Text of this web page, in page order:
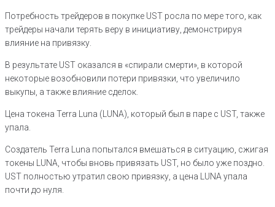
Потребность трейдеров в покупке UST росла по мере того, как
трейдеры начали терять веру в инициативу, демонстрируя
влияние на привязку.
В результате UST оказался в «спирали смерти», в которой
некоторые возобновили потери привязки, что увеличило
выкупы, а также влияние сделок.
Цена токена Terra Luna (LUNA), который был в паре с UST, также
упала.
Создатель Terra Luna попытался вмешаться в ситуацию, сжигая
токены LUNA, чтобы вновь привязать UST, но было уже поздно.
UST полностью утратил свою привязку, а цена LUNA упала
почти до нуля.